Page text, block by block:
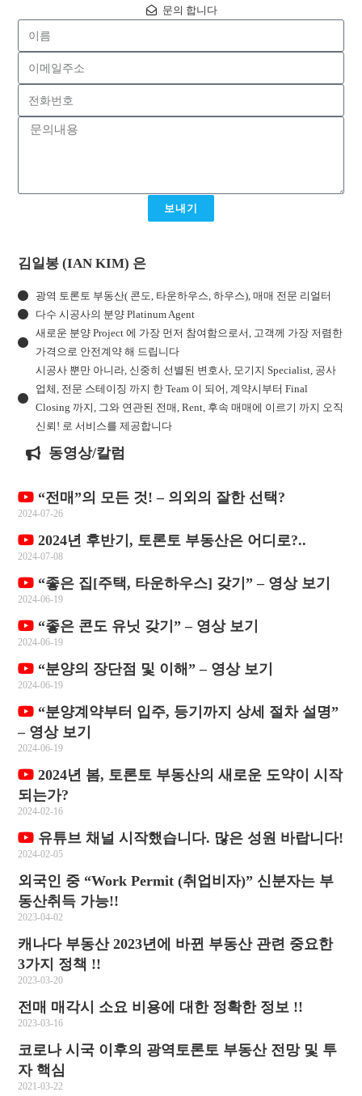
문의 합니다
보내기
김일봉 (IAN KIM) 은
광역 토론토 부동산( 콘도, 타운하우스, 하우스), 매매 전문 리얼터
다수 시공사의 분양 Platinum Agent
새로운 분양 Project 에 가장 먼저 참여함으로서, 고객께 가장 저렴한
가격으로 안전계약 해 드립니다
시공사 뿐만 아니라, 신중히 선별된 변호사, 모기지 Specialist, 공사
업체, 전문 스테이징 까지 한 Team 이 되어, 계약시부터 Final
Closing 까지, 그와 연관된 전매, Rent, 후속 매매에 이르기 까지 오직
신뢰! 로 서비스를 제공합니다
동영상/칼럼
“전매”의 모든 것! – 의외의 잘한 선택?
2024-07-26
2024년 후반기, 토론토 부동산은 어디로?..
2024-07-08
“좋은 집[주택, 타운하우스] 갖기” – 영상 보기
2024-06-19
“좋은 콘도 유닛 갖기” – 영상 보기
2024-06-19
“분양의 장단점 및 이해” – 영상 보기
2024-06-19
“분양계약부터 입주, 등기까지 상세 절차 설명”
– 영상 보기
2024-06-19
2024년 봄, 토론토 부동산의 새로운 도약이 시작
되는가?
2024-02-16
유튜브 채널 시작했습니다. 많은 성원 바랍니다!
2024-02-05
외국인 중 “Work Permit (취업비자)” 신분자는 부
동산취득 가능!!
2023-04-02
캐나다 부동산 2023년에 바뀐 부동산 관련 중요한
3가지 정책 !!
2023-03-20
전매 매각시 소요 비용에 대한 정확한 정보 !!
2023-03-16
코로나 시국 이후의 광역토론토 부동산 전망 및 투
자 핵심
2021-03-22